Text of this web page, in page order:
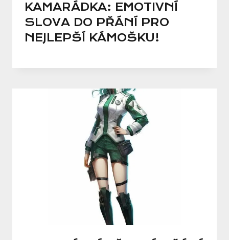
KAMARÁDKA: EMOTIVNÍ
SLOVA DO PŘÁNÍ PRO
NEJLEPŠÍ KÁMOŠKU!